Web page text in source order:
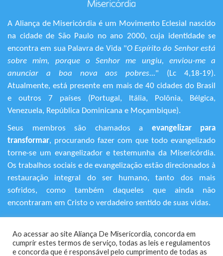
A Aliança de Misericórdia é um Movimento Eclesial nascido
na cidade de São Paulo no ano 2000, cuja identidade se
encontra em sua Palavra de Vida "O Espírito do Senhor está
sobre mim, porque o Senhor me ungiu, enviou-me a
anunciar a boa nova aos pobres..." (Lc 4,18-19).
Atualmente, está presente em mais de 40 cidades do Brasil
e outros 7 países (Portugal, Itália, Polônia, Bélgica,
Venezuela, República Dominicana e Moçambique).
Seus membros são chamados a evangelizar para
transformar, procurando fazer com que todo evangelizado
torne-se um evangelizador e testemunha da Misericórdia.
Os trabalhos sociais e de evangelização estão direcionados à
restauração integral do ser humano, tanto dos mais
sofridos, como também daqueles que ainda não
encontraram em Cristo o verdadeiro sentido de suas vidas.
Rua Avanhandava, 616 – Bela Vista
São Paulo/SP - CEP 01306-000
Ao acessar ao site Aliança De Misericordia, concorda em
cumprir estes termos de serviço, todas as leis e regulamentos
​e concorda que é responsável pelo cumprimento de todas as